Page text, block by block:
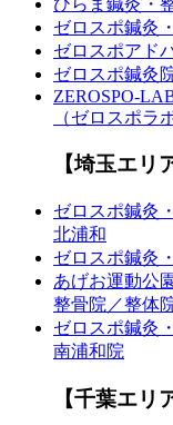
ゼロスポ鍼灸
ゼロスポアド
ゼロスポ鍼灸
ZEROSPO-
（ゼロスポラ
【埼玉エリ
ゼロスポ鍼灸
北浦和
ゼロスポ鍼灸
あげお運動公
整骨院／整体
ゼロスポ鍼灸
南浦和院
【千葉エリ